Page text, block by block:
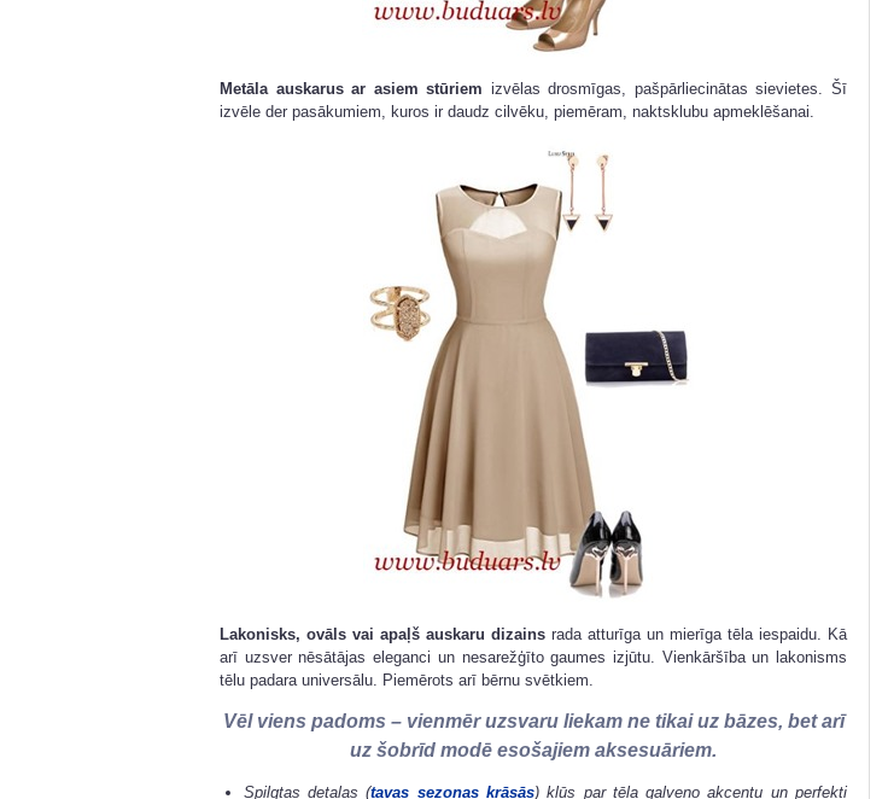
Metāla auskarus ar asiem stūriem izvēlas drosmīgas, pašpārliecinātas sievietes. Šī
izvēle der pasākumiem, kuros ir daudz cilvēku, piemēram, naktsklubu apmeklēšanai.
Lakonisks, ovāls vai apaļš auskaru dizains rada atturīga un mierīga tēla iespaidu. Kā
arī uzsver nēsātājas eleganci un nesarežģīto gaumes izjūtu. Vienkāršība un lakonisms
tēlu padara universālu. Piemērots arī bērnu svētkiem.
Vēl viens padoms – vienmēr uzsvaru liekam ne tikai uz bāzes, bet arī
uz šobrīd modē esošajiem aksesuāriem.
Spilgtas detaļas (tavas sezonas krāsās) kļūs par tēla galveno akcentu un perfekti